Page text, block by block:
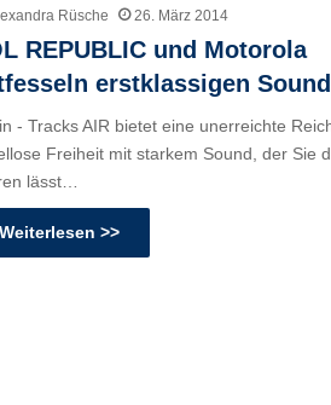
Rüsche 26. März 2014
REPUBLIC und Motorola
erstklassigen Sound
- Tracks AIR bietet eine unerreichte
Freiheit mit starkem Sound, der Sie
lässt…
Weiterlesen >>